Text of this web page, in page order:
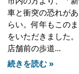
車と衝突の恐れが
らい。何年もこの
をいただきました
店舗前の歩道
続きを読む »